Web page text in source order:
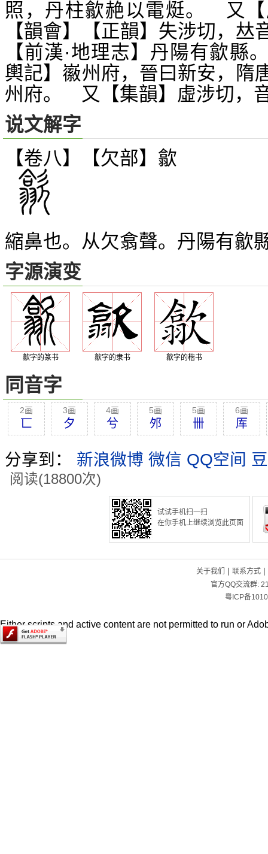
照，丹柱歙赩以電烶。 又
【韻會】【正韻】失涉切， 𠀤
【前漢·地理志】丹陽有歙縣
輿記】 𡽪州府，晉曰新安，隋
州府。 又【集韻】虛涉切，
说文解字
【卷八】【欠部】 歙
縮鼻也。从欠翕聲。丹陽有歙
字源演变
歙字的篆书 歙字的隶书 歙字的楷书
同音字
2画
匸
3画
夕
4画
兮
5画
邜
5画
卌
6画
厍
分享到： 新浪微博 微信 QQ空间
阅读(18800次)
试试手机扫一扫
在你手机上继续浏览此页面
关于我们 | 联系方式|
官方QQ交流群:
粤ICP备
Either scripts and active content are not permitted to run or